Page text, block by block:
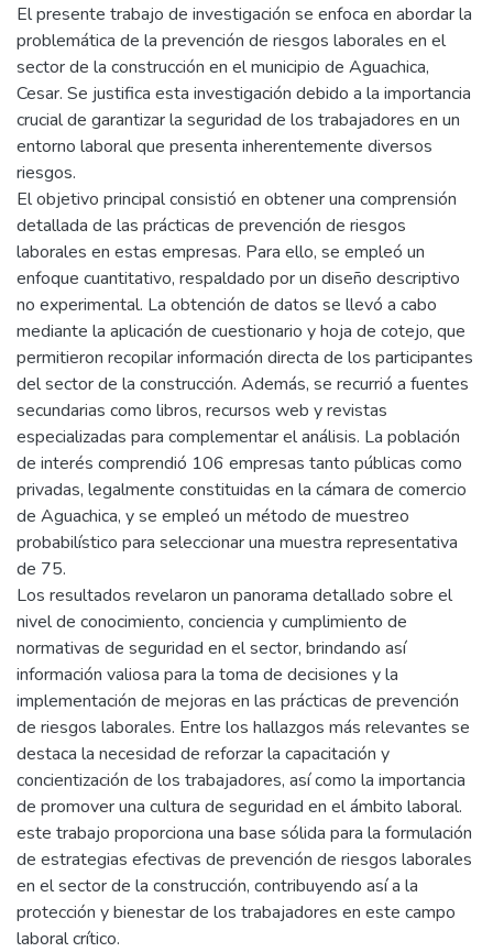
El presente trabajo de investigación se enfoca en abordar la
problemática de la prevención de riesgos laborales en el
sector de la construcción en el municipio de Aguachica,
Cesar. Se justifica esta investigación debido a la importancia
crucial de garantizar la seguridad de los trabajadores en un
entorno laboral que presenta inherentemente diversos
riesgos.
El objetivo principal consistió en obtener una comprensión
detallada de las prácticas de prevención de riesgos
laborales en estas empresas. Para ello, se empleó un
enfoque cuantitativo, respaldado por un diseño descriptivo
no experimental. La obtención de datos se llevó a cabo
mediante la aplicación de cuestionario y hoja de cotejo, que
permitieron recopilar información directa de los participantes
del sector de la construcción. Además, se recurrió a fuentes
secundarias como libros, recursos web y revistas
especializadas para complementar el análisis. La población
de interés comprendió 106 empresas tanto públicas como
privadas, legalmente constituidas en la cámara de comercio
de Aguachica, y se empleó un método de muestreo
probabilístico para seleccionar una muestra representativa
de 75.
Los resultados revelaron un panorama detallado sobre el
nivel de conocimiento, conciencia y cumplimiento de
normativas de seguridad en el sector, brindando así
información valiosa para la toma de decisiones y la
implementación de mejoras en las prácticas de prevención
de riesgos laborales. Entre los hallazgos más relevantes se
destaca la necesidad de reforzar la capacitación y
concientización de los trabajadores, así como la importancia
de promover una cultura de seguridad en el ámbito laboral.
este trabajo proporciona una base sólida para la formulación
de estrategias efectivas de prevención de riesgos laborales
en el sector de la construcción, contribuyendo así a la
protección y bienestar de los trabajadores en este campo
laboral crítico.